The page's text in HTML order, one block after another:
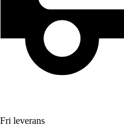
Fri leverans